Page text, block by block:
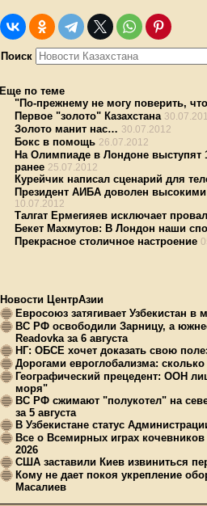
Поиск
Еще по теме
"По-прежнему не могу поверить,
Первое "золото" Казахстана
Золото манит нас… 30.07.2012
Бокс в помощь 26.07.2012
На Олимпиаде в Лондоне выступят
ранее 25.07.2012
Курейчик написал сценарий для
Президент АИБА доволен
10.07.2012
Талгат Ермегияев исключает
Бекет Махмутов: В Лондон наши
Прекрасное столичное настроение
Новости ЦентрАзии
Евросоюз затягивает Узбекистан
ВС РФ освободили Зарницу, а
Readovka за 6 августа
НГ: ОБСЕ хочет доказать свою
Дорогами евроглобализма:
Географический прецедент: ООН
моря"
ВС РФ сжимают "полукотел" на
за 5 августа
В Узбекистане статус
Все о Всемирных играх
2026
США заставили Киев извиниться
Кому не дает покоя укрепление
Масалиев